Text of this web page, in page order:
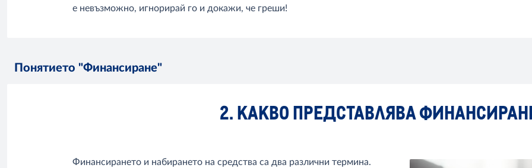
е невъзможно, игнорирай го и докажи, че греши!
Понятието "Финансиране"
2. КАКВО ПРЕДСТАВЛЯВА
Финансирането и набирането на средства са два различни термина.